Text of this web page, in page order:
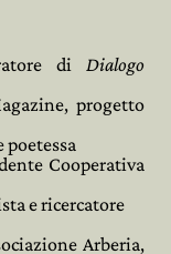
diDialogo
progetto
poetessa
Cooperativa
e ricercatore
Arberia,